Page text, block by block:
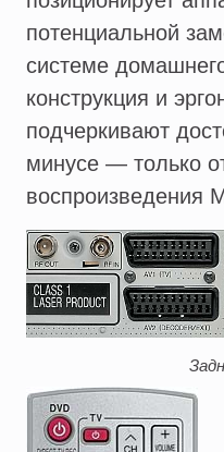
потенциальной
системе
конструкция и
подчеркивают
минусе — только
воспроизведения